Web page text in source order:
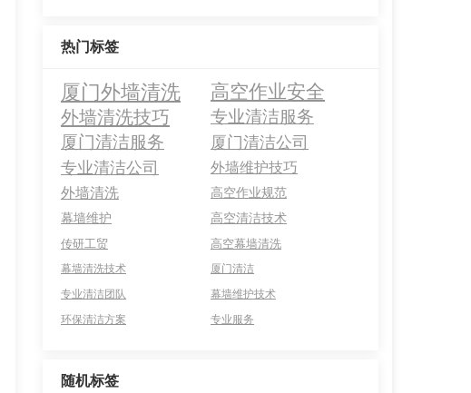
热门标签
厦门外墙清洗 高空作业安全
外墙清洗技巧
专业清洁服务
厦门清洁服务
厦门清洁公司
专业清洁公司
外墙维护技巧
外墙清洗
高空作业规范
幕墙维护
高空清洁技术
传研工贸
高空幕墙清洗
幕墙清洗技术
厦门清洁
专业清洁团队
幕墙维护技术
环保清洁方案
专业服务
随机标签